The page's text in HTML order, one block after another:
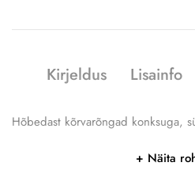
Kirjeldus Lisainfo
Hõbedast kõrvarõngad konksuga,
Näita